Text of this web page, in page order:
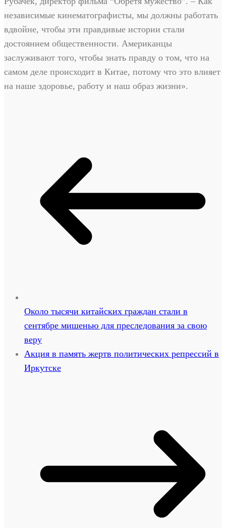
независимые кинематографисты, мы должны работать
вдвойне, чтобы эти правдивые истории стали
достоянием общественности. Американцы
заслуживают того, чтобы знать правду о том, что на
самом деле происходит в Китае, потому что это влияет
на наше здоровье, работу и наш образ жизни».
Около тысячи китайских граждан стали в
сентябре мишенью для преследования за свою
веру
Акция в память жертв политических репрессий в
Иркутске